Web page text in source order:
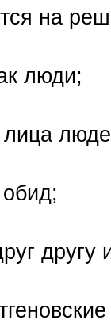
на
люди;
лица